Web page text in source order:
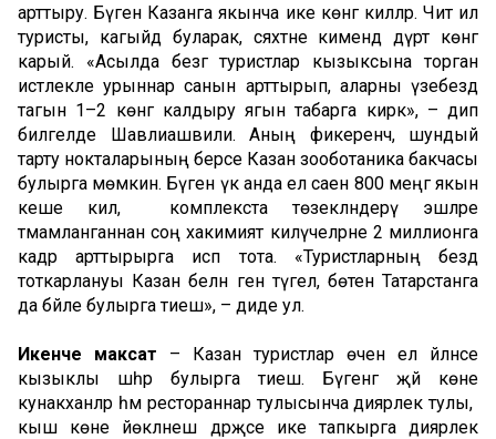
арттыру. Бүген Казанга якынча ике көнгә киләләр. Чит ил
туристы, кагыйдә буларак, сәяхәтне кимендә дүрт көнгә
карый. «Асылда безгә туристлар кызыксына торган
истәлекле урыннар санын арттырып, аларны үзебездә
тагын 1–2 көнгә калдыру ягын табарга кирәк», – дип
билгеләде Шавлиашвили. Аның фикеренчә, шундый
тарту нокталарының берсе Казан зооботаника бакчасы
булырга мөмкин. Бүген үк анда ел саен 800 меңгә якын
кеше килә, ә комплекста төзекләндерү эшләре
тәмамланганнан соң хакимият килүчеләрне 2 миллионга
кадәр арттырырга исәп тота. «Туристларның бездә
тоткарлануы Казан белән генә түгел, бөтен Татарстанга
да бәйле булырга тиеш», – диде ул.
Икенче максат – Казан туристлар өчен ел әйләнәсе
кызыклы шәһәр булырга тиеш. Бүгенгә җәй көне
кунакханәләр һәм рестораннар тулысынча диярлек тулы, ә
кыш көне йөкләнеш дәрәҗәсе ике тапкырга диярлек